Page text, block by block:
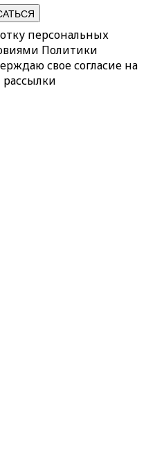
персональных
Политики
свое согласие на